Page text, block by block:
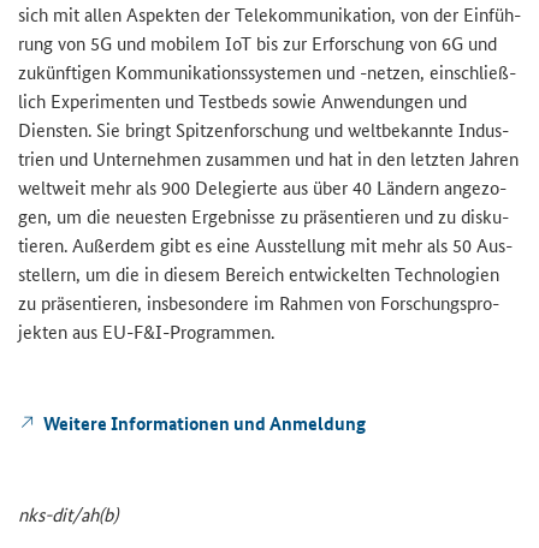
sich mit allen Aspek­ten der Te­le­kom­mu­ni­ka­ti­on, von der Ein­füh­
rung von 5G und mo­bi­lem IoT bis zur Er­for­schungvon 6G und
zu­künf­ti­gen Kom­mu­ni­ka­ti­ons­sys­te­men und -​netzen, ein­schließ­
lich Ex­pe­ri­men­ten undTestbedssowie An­wen­dun­gen und
Diens­ten. Sie bringt Spit­zen­for­schung undwelt­be­kann­te In­dus­
trien und Un­ter­neh­men zu­sam­men und hat in den letz­ten Jah­ren
welt­weit mehr als 900 De­le­gier­te aus über 40 Län­dern an­ge­zo­
gen, um die neu­es­ten Er­geb­nis­se zu prä­sen­tie­ren und zu dis­ku­
tie­ren. Au­ßer­dem gibt es eine Aus­stel­lung mit mehr als 50 Aus­
stel­lern, um die in die­sem Be­reich ent­wi­ckel­ten Tech­no­lo­gien
zu prä­sen­tie­ren, ins­be­son­de­re im Rah­men von For­schungs­pro­
jek­ten aus EU-F&I-​Programmen.
Wei­te­re In­for­ma­tio­nen und An­mel­dung
nks-​dit/ah(b)